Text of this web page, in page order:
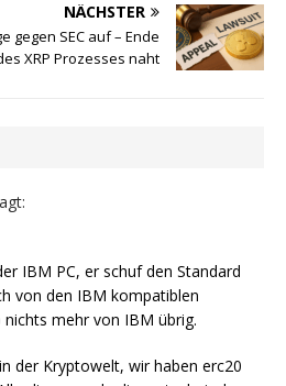
NÄCHSTER
gegen SEC auf – Ende
XRP Prozesses naht
IBM PC, er schuf den Standard
von den IBM kompatiblen
mehr von IBM übrig.
der Kryptowelt, wir haben erc20